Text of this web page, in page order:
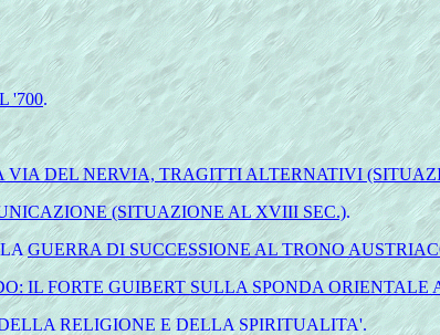
'700.
DEL NERVIA, TRAGITTI ALTERNATIVI
(SITUAZIONE AL XVIII SEC.).
GUERRA DI SUCCESSIONE AL TRONO
IL FORTE GUIBERT SULLA SPONDA ORIENTALE
RELIGIONE E DELLA SPIRITUALITA'.